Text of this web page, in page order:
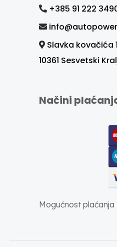
+385 91 222
Slavka kovačića
10361 Sesvetski
Načini
Mogućnost plaćanja